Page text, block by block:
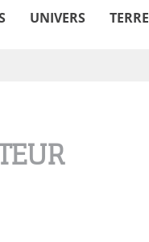
UNIVERS TERRE